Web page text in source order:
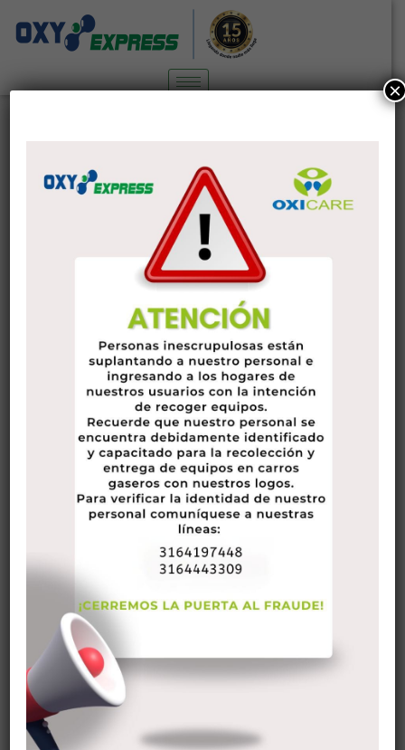
cosa fare esattamente capiamo A
6 de diciembre de 2022
IfNotYouNobody.com è un sito web costruito per assistere
uomini e donne perseguire serio responsabilità arrivare a
possibile. Questo sito differisce da solito internet dating siti
internet come le persone sono limitato dal pubblicazione
loro immagini. Pertanto, nel caso tu sei stufo di informale
allacciamenti e vorrei accontentarsi con tutto intenzione di
sposarsi, questo fantastico sito si collegherà one to
stunning people as well as ai single equestri.
Il sito internet è stato in operazione costantemente, e
diverso individuo base è una testimonianza per questo. Il
sito web è stato progettato per offrire un altro tipo di
collegamento. Contro avere pagine con esagerato aspetti
come foto, sito web è stato progettato per create real
associazioni tramite efficace interazione.
Lo scopo di il sito web è fornire grave impegno contatti.
Clienti sono creati per parlare e progredire verso sapere l’un
l’altro meglio senza esporre il loro particolare identità.
Veramente questo un altro tipo di tipo collegamento questo
progettato ad aiutare le persone capirsi l’altra persona
meglio.
Per un dettagliato review of tutte le sfaccettature riguardo
×